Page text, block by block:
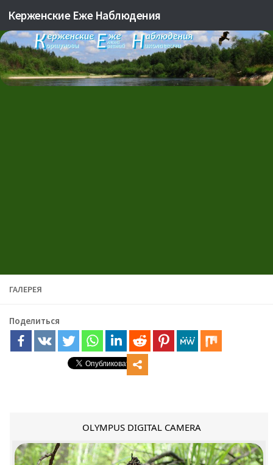
Skip to content
Керженские Еже Наблюдения
ГАЛЕРЕЯ
Поделиться
OLYMPUS DIGITAL CAMERA